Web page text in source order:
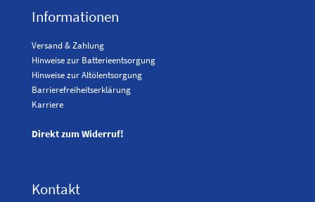
Informationen
Versand & Zahlung
Hinweise zur Batterieentsorgung
Hinweise zur Altölentsorgung
Barrierefreiheitserklärung
Karriere
Direkt zum Widerruf!
Kontakt